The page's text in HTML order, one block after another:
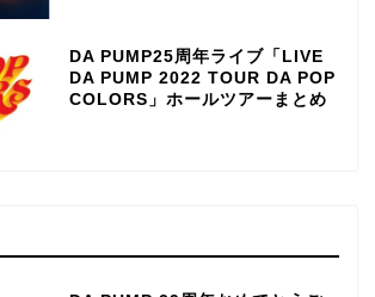
DA PUMP25周年ライブ「LIVE
DA PUMP 2022 TOUR DA POP
COLORS」ホールツアーまとめ